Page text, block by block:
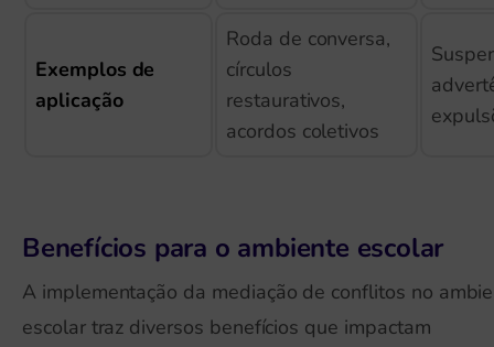
Exemplos de
aplicação
Roda de conversa,
círculos
restaurativos,
acordos coletivos
Benefícios para o ambiente escolar
A implementação da mediação de conflitos no
escolar traz diversos benefícios que impactam